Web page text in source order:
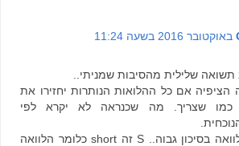
שלילית מהסיבות שמניתי..
ה 3.2% זה הציפיה אם כל ההלואות הנותרות יחזירו את
כמו שצריך. מה שכנראה לא יקרא לפי
ג. S זו לא הלוואה בסיכון גבוה.. S זה short כלומר הלוואה